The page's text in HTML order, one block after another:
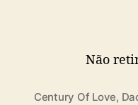
Não
Century Of Love,